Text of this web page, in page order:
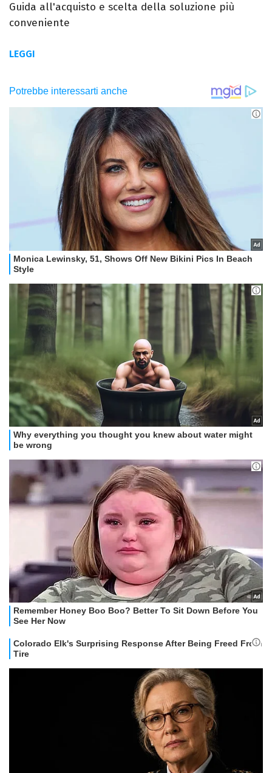
Guida all'acquisto e scelta della soluzione più
conveniente
LEGGI